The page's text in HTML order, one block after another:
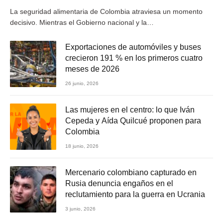
La seguridad alimentaria de Colombia atraviesa un momento
decisivo. Mientras el Gobierno nacional y la…
Exportaciones de automóviles y buses
crecieron 191 % en los primeros cuatro
meses de 2026
26 junio, 2026
Las mujeres en el centro: lo que Iván
Cepeda y Aída Quilcué proponen para
Colombia
18 junio, 2026
Mercenario colombiano capturado en
Rusia denuncia engaños en el
reclutamiento para la guerra en Ucrania
3 junio, 2026